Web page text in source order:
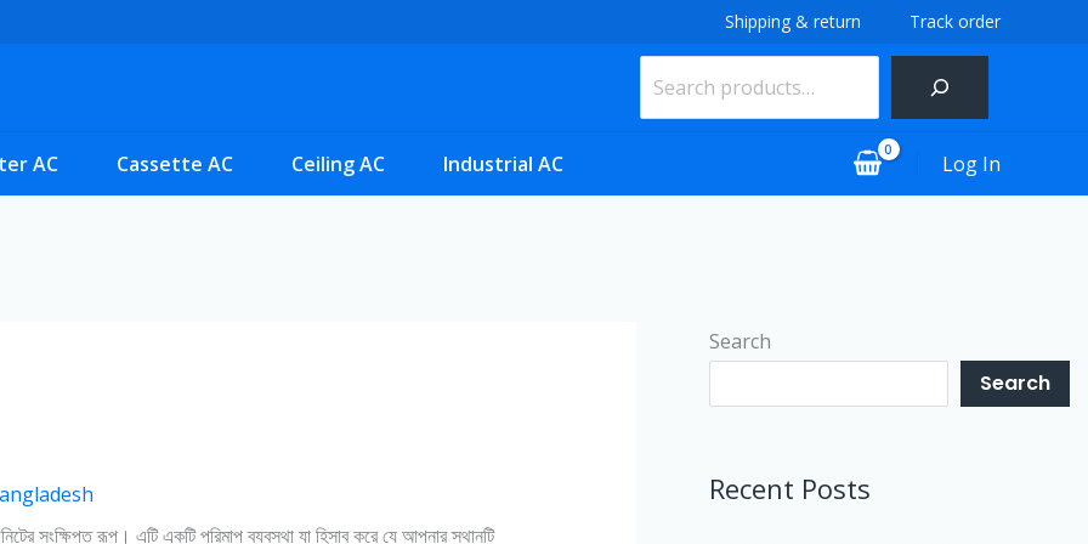
Shipping & return Track order
Search
AC Cassette AC Ceiling AC Industrial AC Log In
সংক্ষিপ্ত রূপ। এটি একটি পরিমাপ ব্যবস্থা যা হিসাব করে যে আপনার স্থানটি
Search
Search
Recent Posts